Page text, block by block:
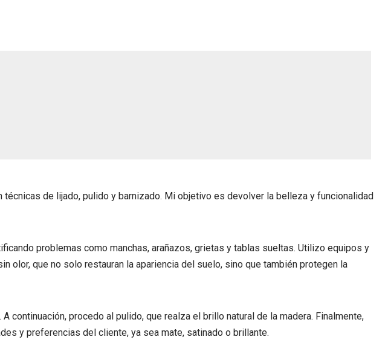
de lijado, pulido y barnizado. Mi objetivo es devolver la belleza y funcionalidad
problemas como manchas, arañazos, grietas y tablas sueltas. Utilizo equipos y
que no solo restauran la apariencia del suelo, sino que también protegen la
procedo al pulido, que realza el brillo natural de la madera. Finalmente,
y preferencias del cliente, ya sea mate, satinado o brillante.